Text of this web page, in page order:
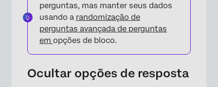
×
perguntas, mas manter seus dados
usando a randomização de
perguntas avançada de perguntas
em opções de bloco.
Ocultar opções de resposta